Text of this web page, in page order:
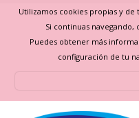
Utilizamos cookies propias y
Si continuas navegando,
Puedes obtener más
configuración de tu